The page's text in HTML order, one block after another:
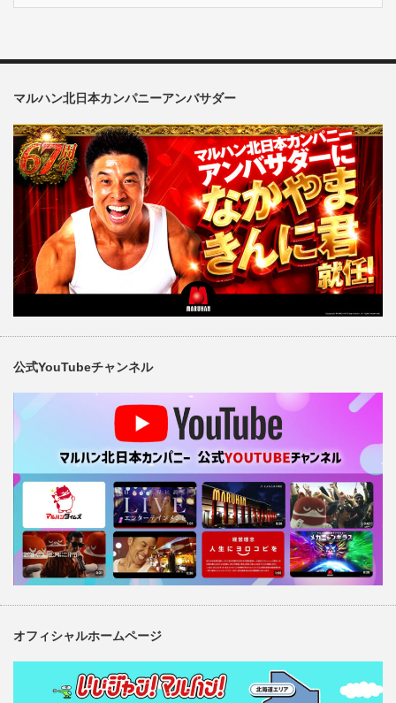
マルハン北日本カンパニーアンバサダー
公式YouTubeチャンネル
オフィシャルホームページ